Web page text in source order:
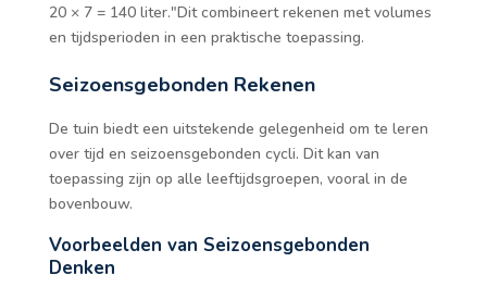
20 × 7 = 140 liter."Dit combineert rekenen met volumes
en tijdsperioden in een praktische toepassing.
Seizoensgebonden Rekenen
De tuin biedt een uitstekende gelegenheid om te leren
over tijd en seizoensgebonden cycli. Dit kan van
toepassing zijn op alle leeftijdsgroepen, vooral in de
bovenbouw.
Voorbeelden van Seizoensgebonden
Denken